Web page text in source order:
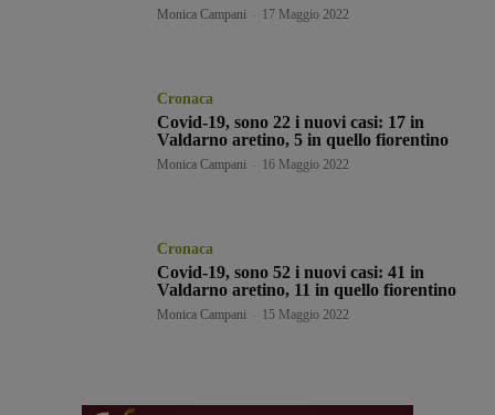
Monica Campani 17 Maggio 2022
Cronaca
Covid-19, sono 22 i nuovi casi: 17 in
Valdarno aretino, 5 in quello fiorentino
Monica Campani 16 Maggio 2022
Cronaca
Covid-19, sono 52 i nuovi casi: 41 in
Valdarno aretino, 11 in quello fiorentino
Monica Campani 15 Maggio 2022